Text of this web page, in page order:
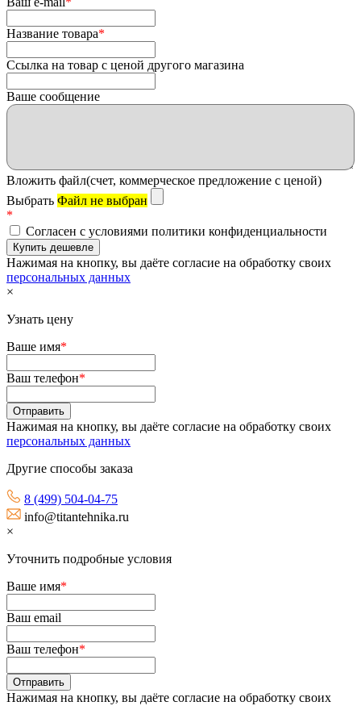
Название товара*
Ссылка на товар с ценой другого магазина
Ваше сообщение
Вложить файл(счет, коммерческое предложение с ценой)
Выбрать Файл не выбран
*
Согласен с условиями политики конфиденциальности
Нажимая на кнопку, вы даёте согласие на обработку своих
персональных данных
×
Узнать цену
Ваше имя*
Ваш телефон*
Нажимая на кнопку, вы даёте согласие на обработку своих
персональных данных
Другие способы заказа
8 (499) 504-04-75
info@titantehnika.ru
×
Уточнить подробные условия
Ваше имя*
Ваш email
Ваш телефон*
Нажимая на кнопку, вы даёте согласие на обработку своих